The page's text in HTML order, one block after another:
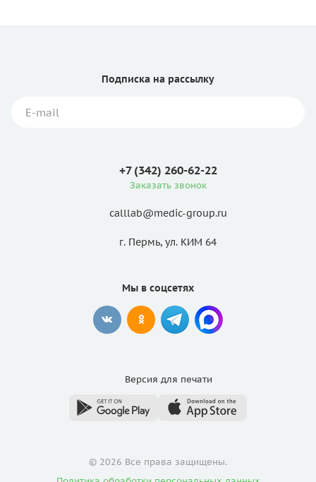
Подписка на рассылку
+7 (342) 260-62-22
Заказать звонок
calllab@medic-group.ru
г. Пермь, ул. КИМ 64
Мы в соцсетях
Версия для печати
© 2026 Все права защищены.